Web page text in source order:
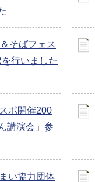
そばフェス
行いました
ポ開催200
講演会」参
い協力団体